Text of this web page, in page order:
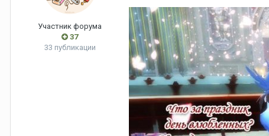
Участник форума
37
33 публикации